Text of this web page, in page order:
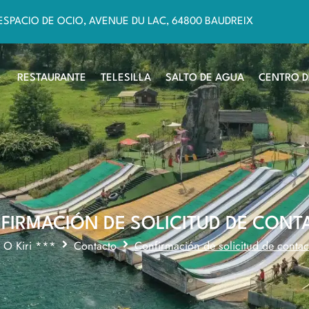
DE OCIO, AVENUE DU LAC, 64800 BAUDREIX
RESTAURANTE TELESILLA SALTO DE AGUA CENTRO
DE SOLICITUD DE
O Kiri *** Contacto Confirmación de solicitud de